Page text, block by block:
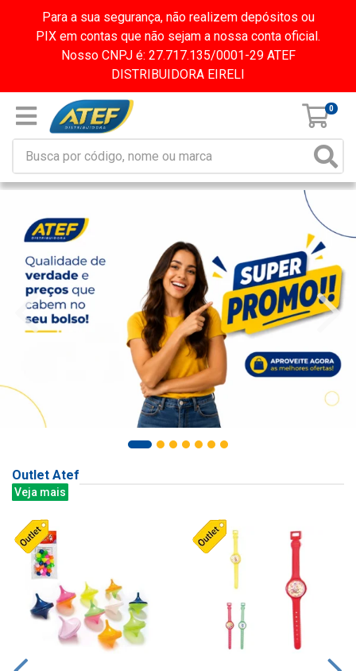
Para a sua segurança, não realizem depósitos ou
PIX em contas que não sejam a nossa conta oficial.
Nosso CNPJ é: 27.717.135/0001-29 ATEF
DISTRIBUIDORA EIRELI
0
Outlet Atef
Veja mais